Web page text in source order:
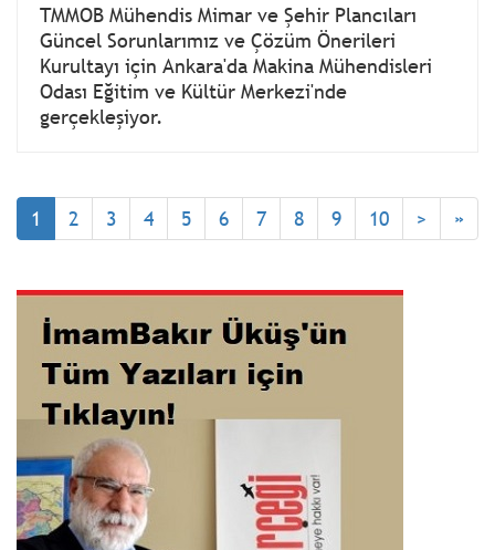
TMMOB Mühendis Mimar ve Şehir Plancıları
Güncel Sorunlarımız ve Çözüm Önerileri
Kurultayı için Ankara'da Makina Mühendisleri
Odası Eğitim ve Kültür Merkezi'nde
gerçekleşiyor.
1 2 3 4 5 6 7 8 9 10 > »